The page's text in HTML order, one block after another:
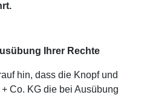
Ihrer Rechte
hin, dass die Knopf und
Co. KG die bei Ausübung